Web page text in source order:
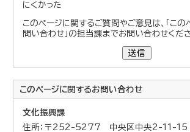
にくかった
このページに関するご質問やご意見は、「こ
問い合わせ」の担当課までお問い合わせくださ
送信
このページに関するお問い合わせ
文化振興課
住所：〒252-5277 中央区中央2-11-15